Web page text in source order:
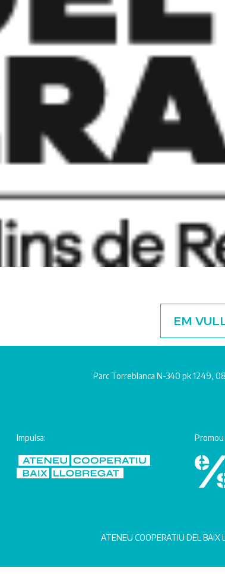
EM
Parc Torreblanca N-340 pk 1249,
Impulsa: Promou
ATENEU COOPERATIU DEL BAIX